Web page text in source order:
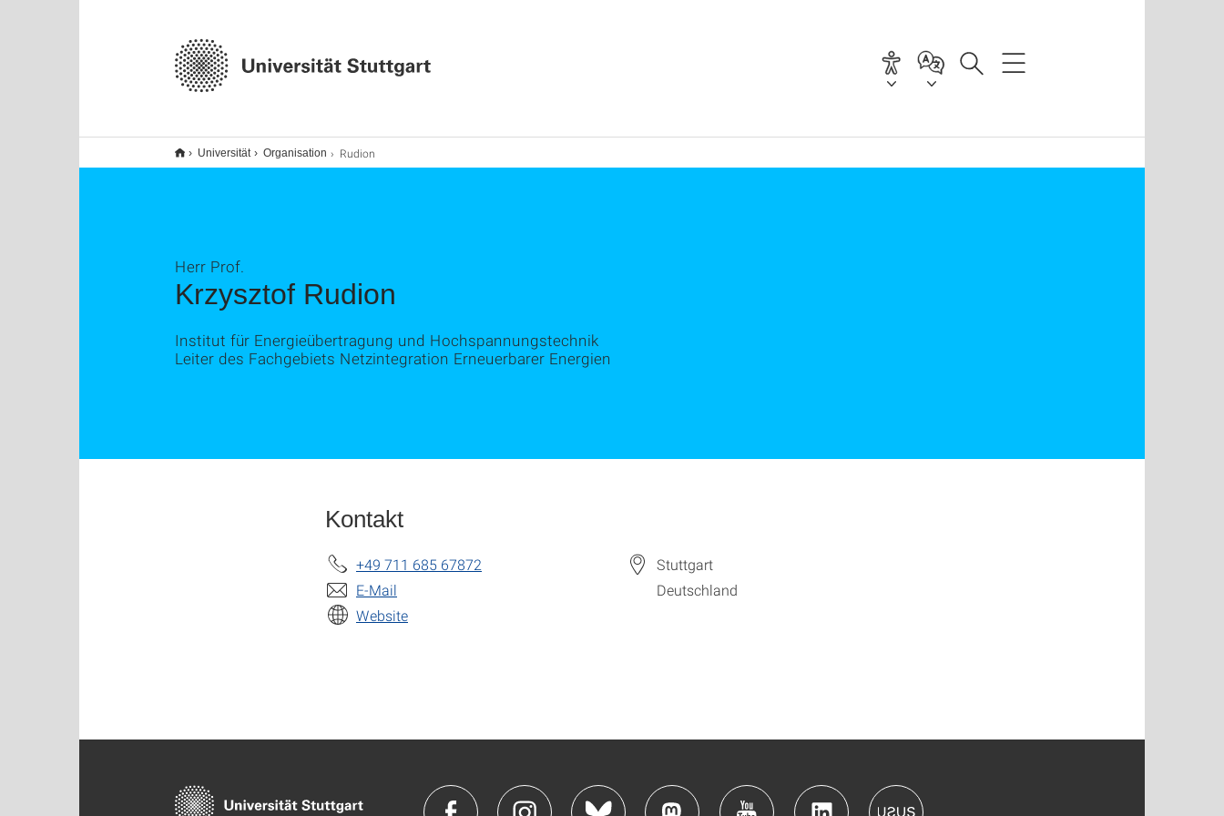
Universität Organisation Rudion
Krzysztof Rudion
Herr Prof.
Institut für Energieübertragung und Hochspannungstechnik
Leiter des Fachgebiets Netzintegration Erneuerbarer Energien
Kontakt
+49 711 685 67872
E-Mail
Website
Stuttgart
Deutschland